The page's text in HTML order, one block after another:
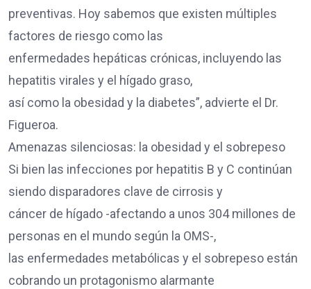
preventivas. Hoy sabemos que existen múltiples
factores de riesgo como las
enfermedades hepáticas crónicas, incluyendo las
hepatitis virales y el hígado graso,
así como la obesidad y la diabetes”, advierte el Dr.
Figueroa.
Amenazas silenciosas: la obesidad y el sobrepeso
Si bien las infecciones por hepatitis B y C continúan
siendo disparadores clave de cirrosis y
cáncer de hígado -afectando a unos 304 millones de
personas en el mundo según la OMS-,
las enfermedades metabólicas y el sobrepeso están
cobrando un protagonismo alarmante